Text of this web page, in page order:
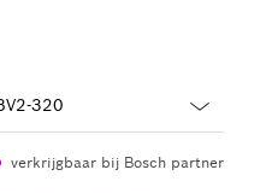
verkrijgbaar bij Bosch partner